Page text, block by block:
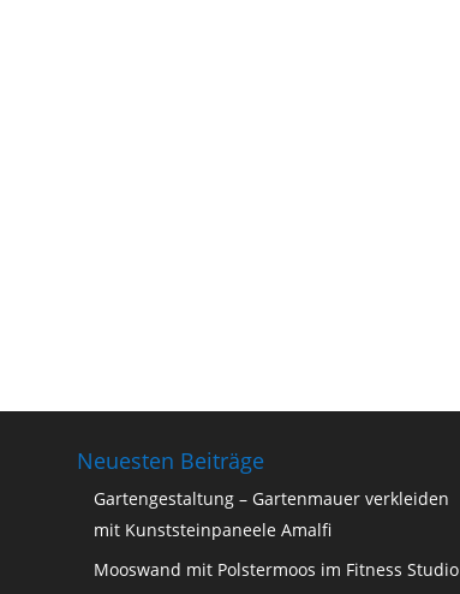
Neuesten Beiträge
Gartengestaltung – Gartenmauer verkleiden
mit Kunststeinpaneele Amalfi
Mooswand mit Polstermoos im Fitness Studio